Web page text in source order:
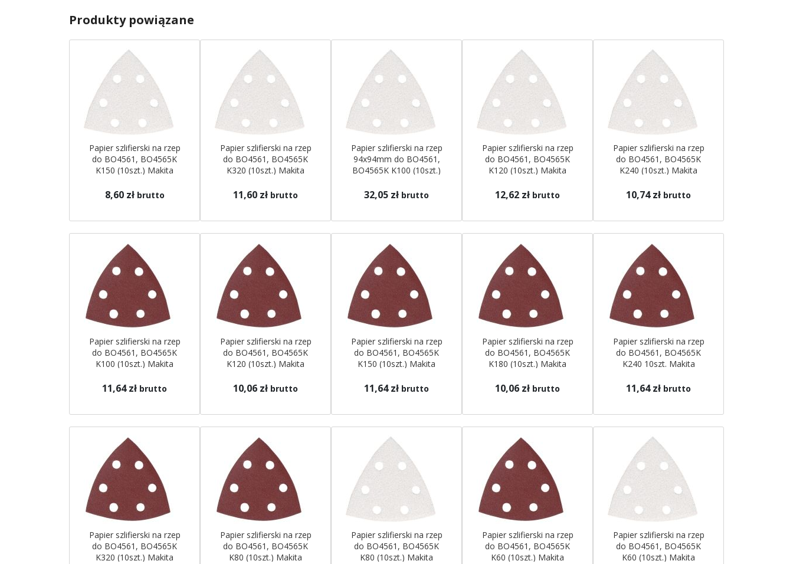
Produkty powiązane
Papier szlifierski na rzep
do BO4561, BO4565K
K150 (10szt.) Makita
8,60 zł brutto
Papier szlifierski na rzep
do BO4561, BO4565K
K320 (10szt.) Makita
11,60 zł brutto
Papier szlifierski na rzep
94x94mm do BO4561,
BO4565K K100 (10szt.)
32,05 zł brutto
Papier szlifierski na rzep
do BO4561, BO4565K
K120 (10szt.) Makita
12,62 zł brutto
Papier szlifierski na rzep
do BO4561, BO4565K
K240 (10szt.) Makita
10,74 zł brutto
Papier szlifierski na rzep
do BO4561, BO4565K
K100 (10szt.) Makita
11,64 zł brutto
Papier szlifierski na rzep
do BO4561, BO4565K
K120 (10szt.) Makita
10,06 zł brutto
Papier szlifierski na rzep
do BO4561, BO4565K
K150 (10szt.) Makita
11,64 zł brutto
Papier szlifierski na rzep
do BO4561, BO4565K
K180 (10szt.) Makita
10,06 zł brutto
Papier szlifierski na rzep
do BO4561, BO4565K
K240 10szt. Makita
11,64 zł brutto
Papier szlifierski na rzep
do BO4561, BO4565K
K320 (10szt.) Makita
Papier szlifierski na rzep
do BO4561, BO4565K
K80 (10szt.) Makita
Papier szlifierski na rzep
do BO4561, BO4565K
K80 (10szt.) Makita
Papier szlifierski na rzep
do BO4561, BO4565K
K60 (10szt.) Makita
Papier szlifierski na rzep
do BO4561, BO4565K
K60 (10szt.) Makita